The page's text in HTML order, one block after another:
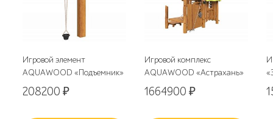
Игровой элемент
AQUAWOOD «Подъемник»
208200₽
Игровой комплекс
AQUAWOOD «Астрахань»
1664900₽